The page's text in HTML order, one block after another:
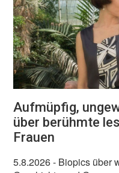
Aufmüpfig,
über berühmte
Frauen
5.8.2026- Biopics über